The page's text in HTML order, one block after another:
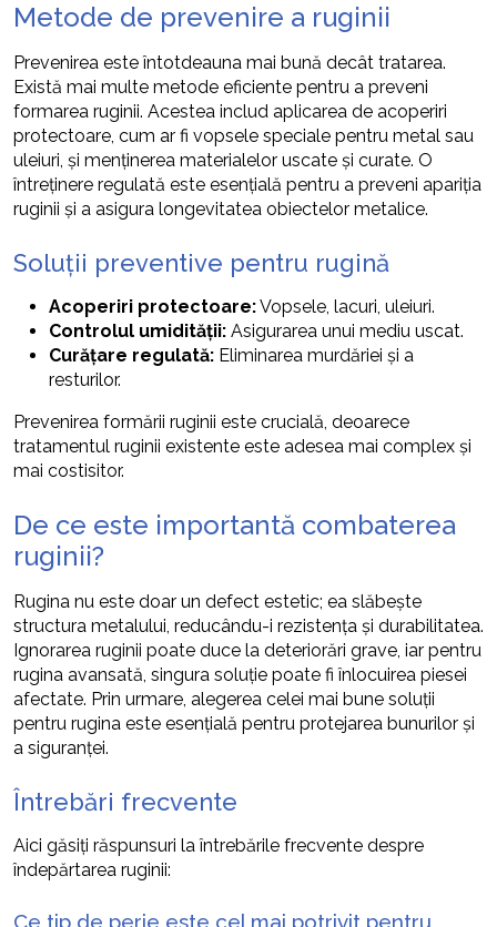
Metode de prevenire a ruginii
Prevenirea este întotdeauna mai bună decât tratarea.
Există mai multe metode eficiente pentru a preveni
formarea ruginii. Acestea includ aplicarea de acoperiri
protectoare, cum ar fi vopsele speciale pentru metal sau
uleiuri, și menținerea materialelor uscate și curate. O
întreținere regulată este esențială pentru a preveni apariția
ruginii și a asigura longevitatea obiectelor metalice.
Soluții preventive pentru rugină
Acoperiri protectoare:Vopsele, lacuri, uleiuri.
Controlul umidității: Asigurarea unui mediu uscat.
Curățare regulată: Eliminarea murdăriei și a
resturilor.
Prevenirea formării ruginii este crucială, deoarece
tratamentul ruginii existente este adesea mai complex și
mai costisitor.
De ce este importantă combaterea
ruginii?
Rugina nu este doar un defect estetic; ea slăbește
structura metalului, reducându-i rezistența și durabilitatea.
Ignorarea ruginii poate duce la deteriorări grave, iar pentru
rugina avansată, singura soluție poate fi înlocuirea piesei
afectate. Prin urmare, alegerea celei mai bune soluții
pentru rugina este esențială pentru protejarea bunurilor și
a siguranței.
Întrebări frecvente
Aici găsiți răspunsuri la întrebările frecvente despre
îndepărtarea ruginii:
Ce tip de perie este cel mai potrivit pentru